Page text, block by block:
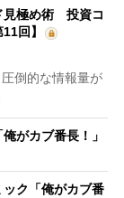
見極め術 投資コ
回】
倒的な情報量が
がカブ番長！」
ク「俺がカブ番